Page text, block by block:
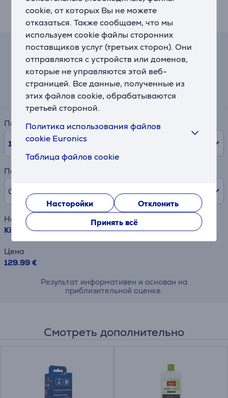
cookie, от которых Вы не можете
отказаться. Также сообщаем, что мы
используем cookie файлы сторонних
поставщиков услуг (третьих сторон). Они
отправляются с устройств или доменов,
которые не управляются этой веб-
страницей. Все данные, полученные из
этих файлов cookie, обрабатываются
третьей стороной.
Политика использования файлов
cookie Euronics
Таблица файлов cookie
Насторойки
Отклонить
Принять всё
крышке. Светодиодный индикатор показывает,
когда прибор работает.
Калькулятор лизинга и аренды
Примерный размер ежемесячного платежа
14 €
Период
10 мес.
Первый взнос
0% / 0,00 €
Наименование товара
KitchenAid Stella, 1,25 л, белый - Чайник
Цена
129.99 €
Результат информативен и основан на
приблизительной оценке.
Смотреть дополнительно